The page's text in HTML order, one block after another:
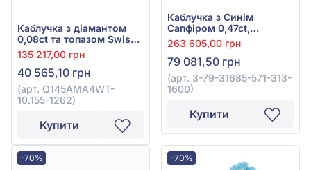
Каблучка з діамантом
0,08ct та топазом Swiss
Blue 13,91ct із білого
золота 585°, арт.
Q145AMA4WT-10.155-
1262
135 217,00 грн
40 565,10 грн
(арт. Q145AMA4WT-
10.155-1262)
Купити
Каблучка з Синім
Сапфіром 0,47ct,
Діамантом 0,54ct,
Фіолетовим Аметистом
2,87ct та Блакитним
Топазом 1,26ct із білого
золота 585°, арт. 3-79-
31685-571-313-1600
263 605,00 грн
79 081,50 грн
(арт. 3-79-31685-571-313-
1600)
Купити
-70% -70%